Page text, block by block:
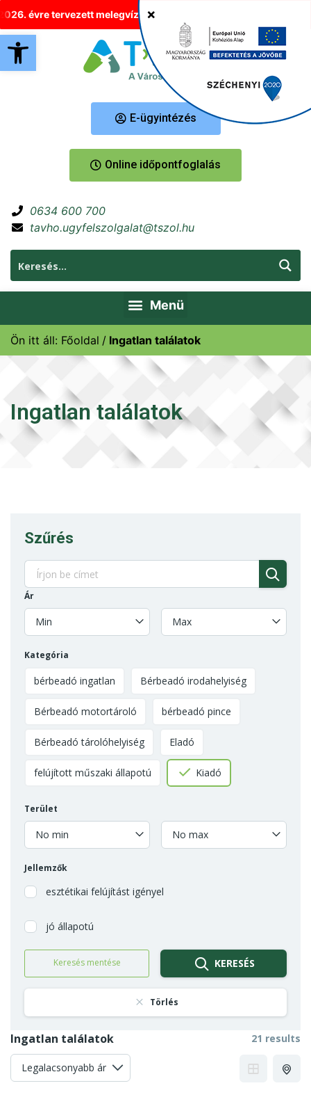
Eszköztár megnyitása
tervezett melegvíz-korlátozások Tatabányán
E-ügyintézés
Online időpontfoglalás
0634 600 700
tavho.ugyfelszolgalat@tszol.hu
Ön itt áll: Főoldal Ingatlan találatok
Ingatlan találatok
Szűrés
Ár
Min Max
Kategória
bérbeadó ingatlan Bérbeadó irodahelyiség
Bérbeadó motortároló bérbeadó pince
Bérbeadó tárolóhelyiség Eladó
felújított műszaki állapotú Kiadó
Terület
No min No max
Jellemzők
esztétikai felújítást igényel
jó állapotú
Keresés mentése KERESÉS
Törlés
Ingatlan találatok 21 results